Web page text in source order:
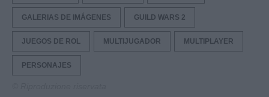
GALERIAS DE IMÁGENES GUILD WARS 2
JUEGOS DE ROL MULTIJUGADOR MULTIPLAYER
PERSONAJES